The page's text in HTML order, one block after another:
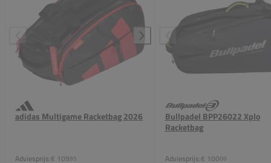
adidas Multigame Racketbag 2026
Adviesprijs:€ 10995
Bullpadel BPP26022 Xplo
Racketbag
Adviesprijs:€ 10000